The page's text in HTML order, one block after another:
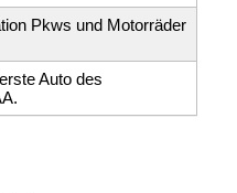
Pkws und Motorräder
Auto des